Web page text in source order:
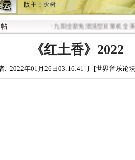
版主： 火树
九阳全新免清洗型豆浆机 全美最
《红土香》2022
: 2022年01月26日03:16:41 于 [世界音乐论